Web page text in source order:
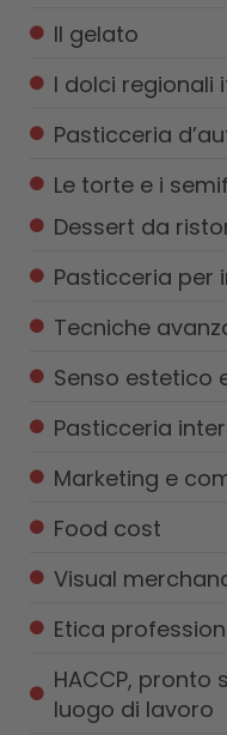
Il gelato
I dolci regionali
Pasticceria
Le torte e i
Dessert da
Pasticceria per
Tecniche
Senso estetico
Pasticceria
Marketing e
Food cost
Visual
Etica
HACCP, pronto
luogo di lavoro